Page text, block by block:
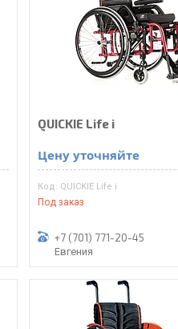
QUICKIE Life i
Цену уточняйте
QUICKIE Life i
Под заказ
+7 (701) 771-20-45
Евгения